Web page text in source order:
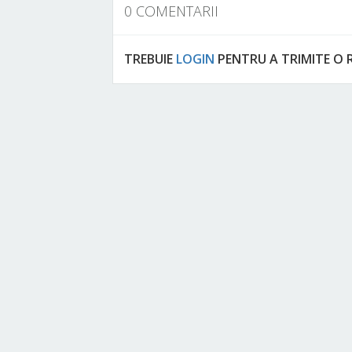
0 COMENTARII
TREBUIE LOGIN PENTRU A TRIMITE O